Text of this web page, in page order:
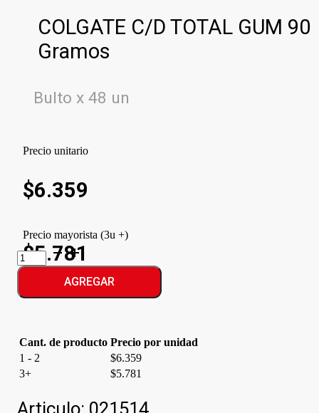
COLGATE C/D TOTAL GUM 90
Gramos
Bulto x 48 un
Precio unitario
$6.359
Precio mayorista (3u +)
$5.781
COLGATE
C/D
TOTAL
cantidad
AGREGAR
Cant. de producto Precio por unidad
1 - 2
$6.359
3+
$5.781